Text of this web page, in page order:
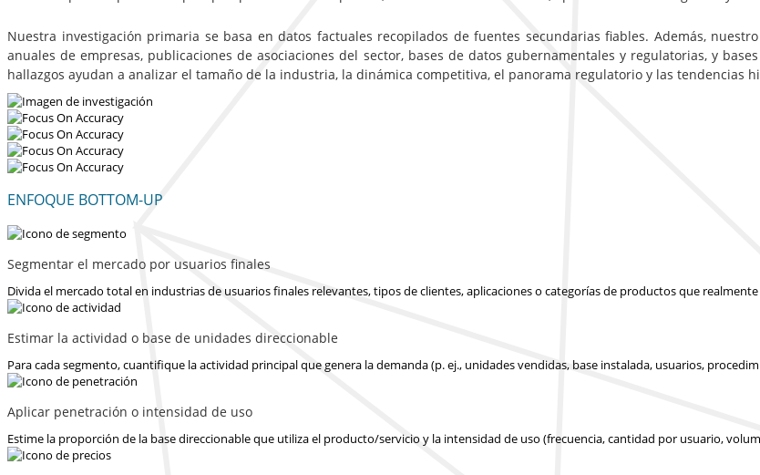
Nuestra investigación primaria se basa en datos factuales recopilados de fuentes secundarias fiables. Además,
anuales de empresas, publicaciones de asociaciones del sector, bases de datos gubernamentales y regulatorias, y
hallazgos ayudan a analizar el tamaño de la industria, la dinámica competitiva, el panorama regulatorio y las tendencias
ENFOQUE BOTTOM-UP
Segmentar el mercado por usuarios finales
Divida el mercado total en industrias de usuarios finales relevantes, tipos de clientes, aplicaciones o categorías de productos que
Estimar la actividad o base de unidades direccionable
Para cada segmento, cuantifique la actividad principal que genera la demanda (p. ej., unidades vendidas, base instalada, usuarios,
Aplicar penetración o intensidad de uso
Estime la proporción de la base direccionable que utiliza el producto/servicio y la intensidad de uso (frecuencia, cantidad por usuario,